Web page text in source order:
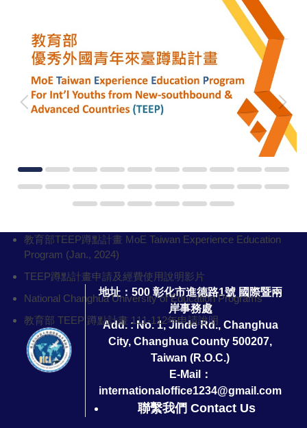
教育部TEEP蹲點計畫 MoE Taiwan Experience Education
Program (Jan., 2024)
TEEP蹲點計畫申請及經費使用說明影片
National Changhua University of Education Programs
教育部 TEEP 蹲點計畫 111-112年申請說明
地址：500 彰化市進德路1號 國際暨兩
岸事務處
Add. : No. 1, Jinde Rd., Changhua
City, Changhua County 500207,
Taiwan (R.O.C.)
E-Mail：
internationaloffice1234@gmail.com
聯繫我們 Contact Us